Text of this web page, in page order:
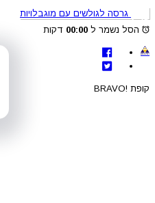
גרסה לגולשים עם מוגבלויות
הסל נשמר ל 00:00 דקות
קופת !BRAVO